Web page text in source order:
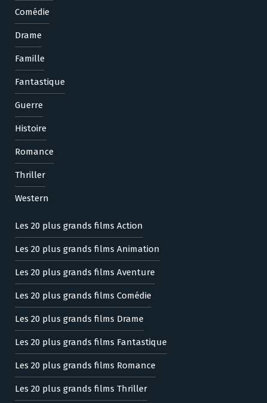
Comédie
Drame
Famille
Fantastique
Guerre
Histoire
Romance
Thriller
Western
Les 20 plus grands films Action
Les 20 plus grands films Animation
Les 20 plus grands films Aventure
Les 20 plus grands films Comédie
Les 20 plus grands films Drame
Les 20 plus grands films Fantastique
Les 20 plus grands films Romance
Les 20 plus grands films Thriller